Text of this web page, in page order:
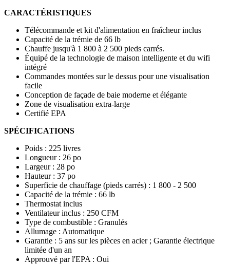
CARACTÉRISTIQUES
Télécommande et kit d'alimentation en fraîcheur inclus
Capacité de la trémie de 66 lb
Chauffe jusqu'à 1 800 à 2 500 pieds carrés.
Équipé de la technologie de maison intelligente et du wifi
intégré
Commandes montées sur le dessus pour une visualisation
facile
Conception de façade de baie moderne et élégante
Zone de visualisation extra-large
Certifié EPA
SPÉCIFICATIONS
Poids : 225 livres
Longueur : 26 po
Largeur : 28 po
Hauteur : 37 po
Superficie de chauffage (pieds carrés) : 1 800 - 2 500
Capacité de la trémie : 66 lb
Thermostat inclus
Ventilateur inclus : 250 CFM
Type de combustible : Granulés
Allumage : Automatique
Garantie : 5 ans sur les pièces en acier ; Garantie électrique
limitée d'un an
Approuvé par l'EPA : Oui